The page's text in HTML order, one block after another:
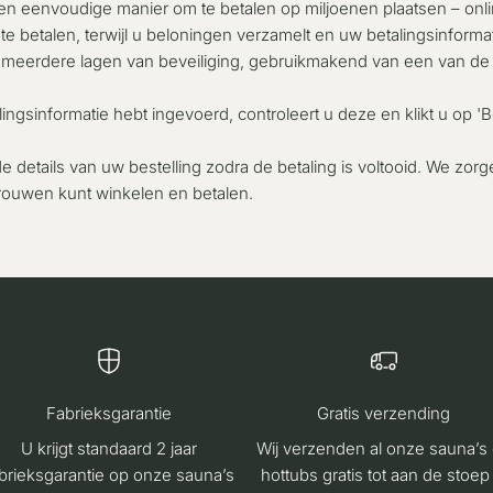
eenvoudige manier om te betalen op miljoenen plaatsen –
betalen, terwijl u beloningen verzamelt en uw
lagen van beveiliging, gebruikmakend van een van
hebt ingevoerd, controleert u deze en klikt u op
details van uw bestelling zodra de betaling is voltooid. We
kunt winkelen en betalen.
Fabrieksgarantie
U krijgt standaard 2 jaar
op onze sauna’s
Gratis verzending
Wij verzenden al onze sauna’s
hottubs gratis tot aan de stoep